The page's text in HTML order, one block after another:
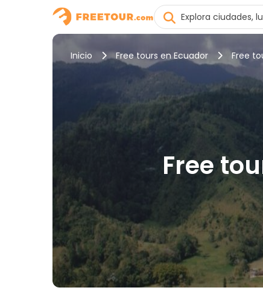
Inicio Free tours en Ecuador Free
Free